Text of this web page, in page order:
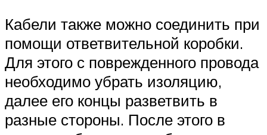
Кабели также можно соединить при
помощи ответвительной коробки.
Для этого с поврежденного провода
необходимо убрать изоляцию,
далее его концы разветвить в
разные стороны. После этого в